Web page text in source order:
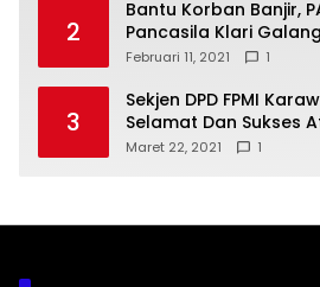
2
Bantu Korban Banjir,
Pancasila Klari
Februari 11, 2021 1
3
Sekjen DPD FPMI Karawang Mengucapkan
Selamat Dan Sukses
Calon Kades
Maret 22, 2021 1